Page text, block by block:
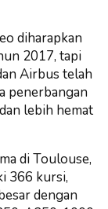
diharapkan
2017, tapi
Airbus telah
penerbangan
lebih hemat
di Toulouse,
366 kursi,
dengan